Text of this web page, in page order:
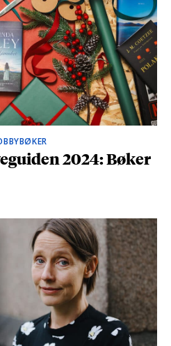
2024: Bøker